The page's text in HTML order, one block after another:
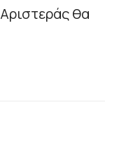
θα